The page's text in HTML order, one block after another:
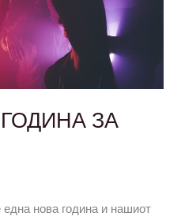
ЗА
нова година и нашиот